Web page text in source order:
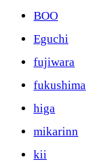
BOO
Eguchi
fujiwara
fukushima
higa
mikarinn
kii